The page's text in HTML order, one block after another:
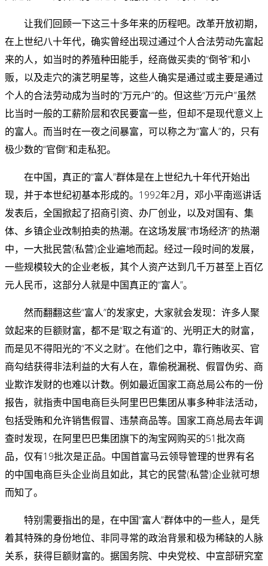
让我们回顾一下这三十多年来的历程吧。改革开放初期，
在上世纪八十年代，确实曾经出现过通过个人合法劳动先富起
来的人，如当时的养殖种田能手，经商做买卖的“倒爷”和小
贩，以及走穴的演艺明星等，这些人确实是通过或主要是通过
个人的合法劳动成为当时的“万元户”的。但这些“万元户”虽然
比当时一般的工薪阶层和农民要富一些，但却不是现代意义上
的富人。而当时在一夜之间暴富，可以称之为“富人”的，只有
极少数的“官倒”和走私犯。
在中国，真正的“富人”群体是在上世纪九十年代开始出
现，并于本世纪初基本形成的。1992年2月，邓小平南巡讲话
发表后，全国掀起了招商引资、办厂创业，以及对国有、集
体、乡镇企业改制拍卖的热潮。在这场发展“市场经济”的热潮
中，一大批民营(私营)企业遍地而起。经过一段时间的发展，
一些规模较大的企业老板，其个人资产达到几千万甚至上百亿
元人民币，这部分人就是中国真正的“富人”。
然而翻翻这些“富人”的发家史，大家就会发现：许多人聚
敛起来的巨额财富，都不是“取之有道”的、光明正大的财富，
而是见不得阳光的“不义之财”。在他们之中，靠行贿收买、官
商勾结获得非法利益的大有人在，靠偷税漏税、假冒伪劣、商
业欺诈发财的也难以计数。例如最近国家工商总局公布的一份
报告，就指责中国电商巨头阿里巴巴集团从事多种非法活动，
包括受贿和允许销售假冒、违禁商品等。国家工商总局去年调
查时发现，在阿里巴巴集团旗下的淘宝网购买的51批次商
品，仅有19批次是正品。中国首富马云领导管理的世界有名
的中国电商巨头企业尚且如此，其它的民营(私营)企业就可想
而知了。
特别需要指出的是，在中国“富人”群体中的一些人，是凭
着其特殊的身份地位、非同寻常的政治背景和极为稀缺的人脉
关系，获得巨额财富的。据国务院、中央党校、中宣部研究室